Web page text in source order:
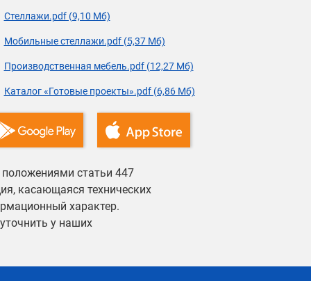
Стеллажи.pdf (9,10 Мб)
Мобильные стеллажи.pdf (5,37 Мб)
Производственная мебель.pdf (12,27 Мб)
Каталог «Готовые проекты».pdf (6,86 Мб)
статьи 447
касающаяся технических
характер.
у наших